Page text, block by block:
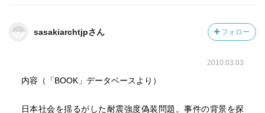
☆☆☆☆☆☆☆ メッセージ性
☆☆☆☆☆☆☆ 冒険性
読書の速度（時間がかかった・普通・一気に読んだ）
［ 関連図書 ］
sasakiarchtjpさん フォロー
2010.03.03
内容（「BOOK」データベースより）
日本社会を揺るがした耐震強度偽装問題。事件の背景を探